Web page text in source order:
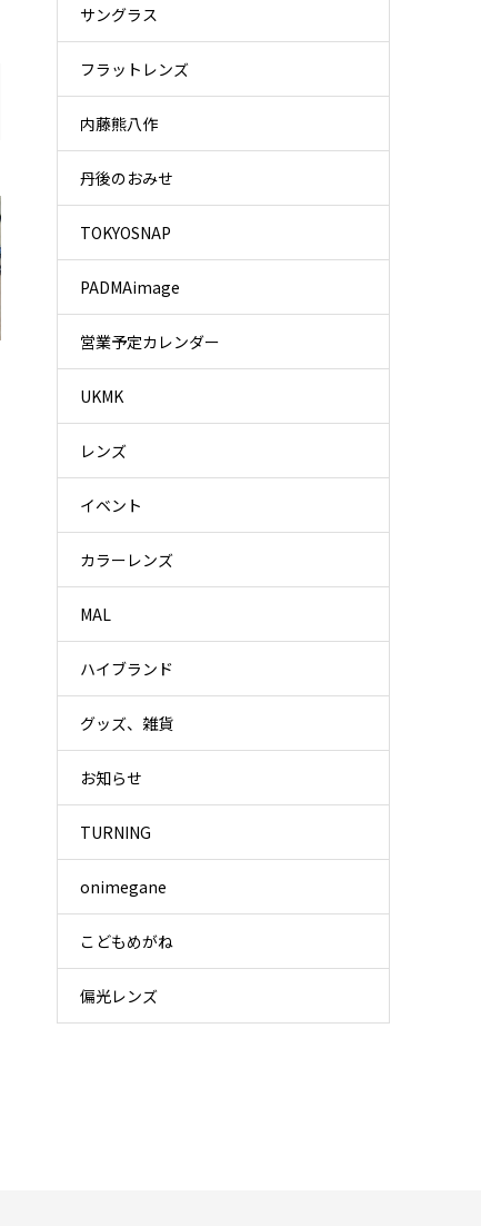
サングラス
フラットレンズ
内藤熊八作
丹後のおみせ
TOKYOSNAP
PADMAimage
営業予定カレンダー
UKMK
レンズ
イベント
カラーレンズ
MAL
ハイブランド
グッズ、雑貨
お知らせ
TURNING
onimegane
こどもめがね
偏光レンズ